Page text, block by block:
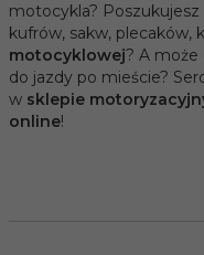
motocykla?
kufrów, sakw, plecaków,
motocyklowej? A może
do jazdy po mieście?
w sklepie
online!